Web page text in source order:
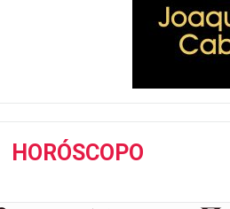
HORÓSCOPO